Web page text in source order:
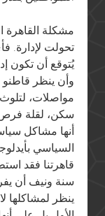
مشكلة القاهرة
يُتوقع أن تكون
وأن ينظر قاطنو
مواصلات، لتلوث
سكن، لقلة فرص
أنها مشاكل
السياسي
قاهرتنا فقد
سنة ونيف أن
ينظر لمشاكلها